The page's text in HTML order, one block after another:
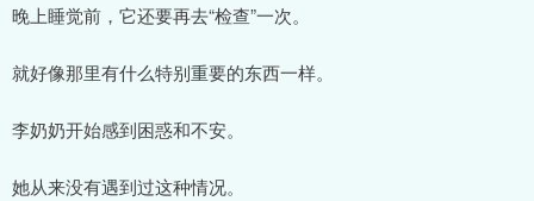
晚上睡觉前，它还要再去“检查”一次。
就好像那里有什么特别重要的东西一样。
李奶奶开始感到困惑和不安。
她从来没有遇到过这种情况。